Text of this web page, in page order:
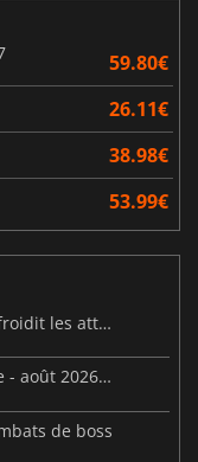
59.80€
26.11€
38.98€
53.99€
Steam Frame : une fuite sur le prix refroidit les attentes VR
Sorties de jeux vidéo de cette semaine - août 2026 (semaine 32)
de boss